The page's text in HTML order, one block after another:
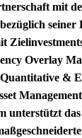
mit
Overlay
&
unterstützt